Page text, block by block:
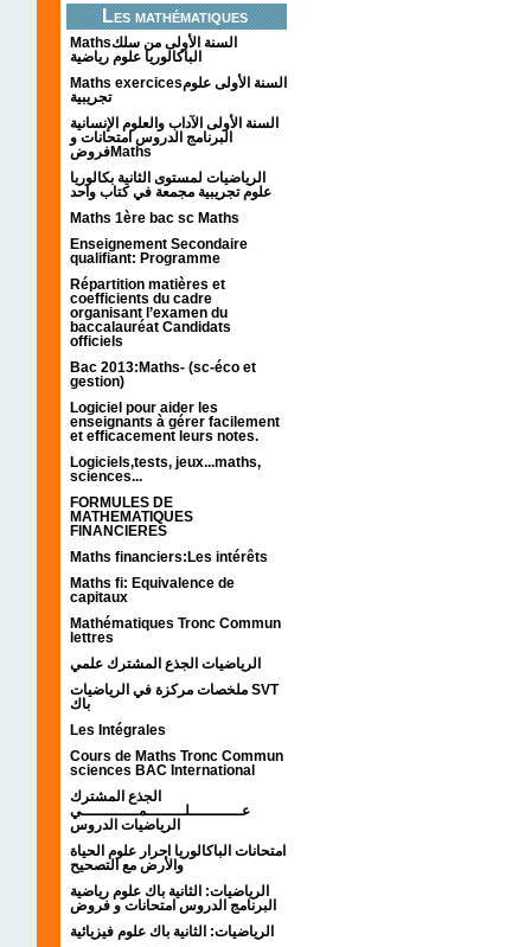
Les mathématiques
Mathsالسنة الأولى من سلك
الباكالوريا علوم رياضية
Maths exercicesالسنة الأولى علوم
تجريبية
السنة الأولى الآداب والعلوم الإنسانية
البرنامج الدروس امتحانات و
فروضMaths
الرياضيات لمستوى الثانية بكالوريا
علوم تجريبية مجمعة في كتاب واحد
Maths 1ère bac sc Maths
Enseignement Secondaire
qualifiant: Programme
Répartition matières et
coefficients du cadre
organisant l’examen du
baccalauréat Candidats
officiels
Bac 2013:Maths- (sc-éco et
gestion)
Logiciel pour aider les
enseignants à gérer facilement
et efficacement leurs notes.
Logiciels,tests, jeux...maths,
sciences...
FORMULES DE
MATHEMATIQUES
FINANCIERES
Maths financiers:Les intérêts
Maths fi: Equivalence de
capitaux
Mathématiques Tronc Commun
lettres
الرياضيات الجذع المشترك علمي
ملخصات مركزة في الرياضيات SVT
باك
Les Intégrales
Cours de Maths Tronc Commun
sciences BAC International
الجذع المشترك
عـــــــــــلــــــــمــــــــــــي
الرياضيات الدروس
امتحانات الباكالوريا احرار علوم الحياة
والأرض مع التصحيح
الرياضيات: الثانية باك علوم رياضية
البرنامج الدروس امتحانات و فروض
الرياضيات: الثانية باك علوم فيزيائية